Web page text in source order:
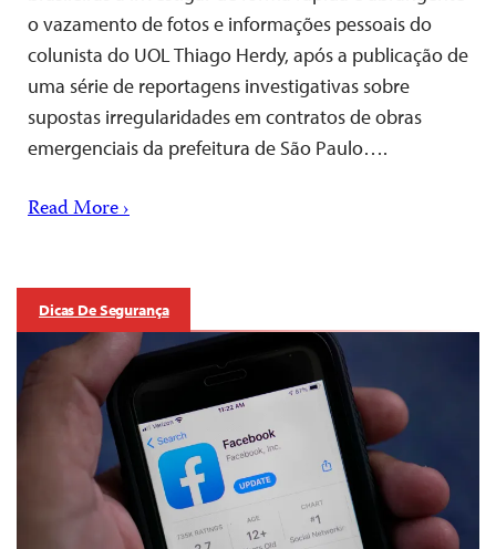
o vazamento de fotos e informações pessoais do
colunista do UOL Thiago Herdy, após a publicação de
uma série de reportagens investigativas sobre
supostas irregularidades em contratos de obras
emergenciais da prefeitura de São Paulo….
Read More ›
Dicas De Segurança